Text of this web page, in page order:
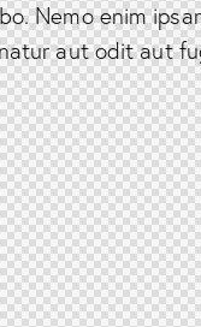
Nemo enim
aut odit aut